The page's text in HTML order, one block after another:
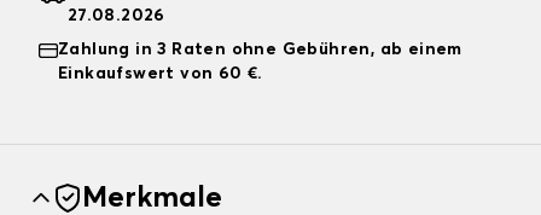
27.08.2026
Zahlung in 3 Raten ohne Gebühren, ab einem
Einkaufswert von 60 €.
Merkmale